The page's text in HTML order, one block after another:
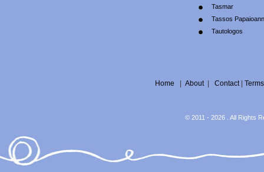
Tasmar
Tassos
Tautologos
Home About| Contact| Terms
© 2011 - 2026 . All Rights